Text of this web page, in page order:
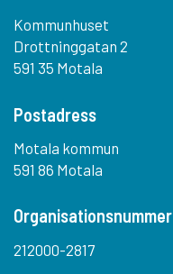
Kommunhuset
Drottninggatan 2
591 35 Motala
Postadress
Motala kommun
591 86 Motala
Organisationsnummer
212000-2817